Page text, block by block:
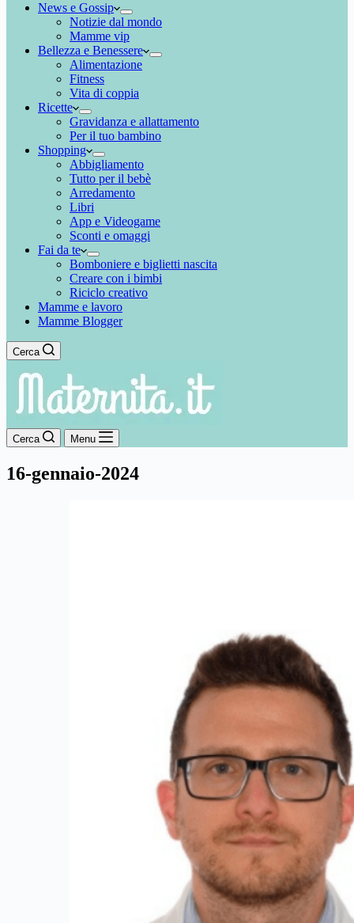
News e Gossip
Notizie dal mondo
Mamme vip
Bellezza e Benessere
Alimentazione
Fitness
Vita di coppia
Ricette
Gravidanza e allattamento
Per il tuo bambino
Shopping
Abbigliamento
Tutto per il bebè
Arredamento
Libri
App e Videogame
Sconti e omaggi
Fai da te
Bomboniere e biglietti nascita
Creare con i bimbi
Riciclo creativo
Mamme e lavoro
Mamme Blogger
Cerca
Cerca Menu
16-gennaio-2024